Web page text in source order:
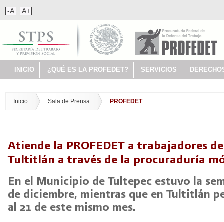
-A A+
INICIO ¿QUÉ ES LA PROFEDET? SERVICIOS
Inicio Sala de Prensa PROFEDET
Atiende la PROFEDET a trabajadores
Tultitlán a través de la procuraduría
En el Municipio de Tultepec estuvo la
de diciembre, mientras que en Tultitlán
al 21 de este mismo mes.